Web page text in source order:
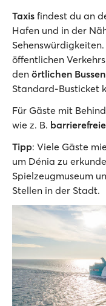
Taxis findest du an
Hafen und in der
öffentlichen
den örtlichen Bussen
Standard-Busticket
Für Gäste mit
wie z. B.
Tipp: Viele Gäste
um Dénia zu
Spielzeugmuseum
Stellen in der Stadt.